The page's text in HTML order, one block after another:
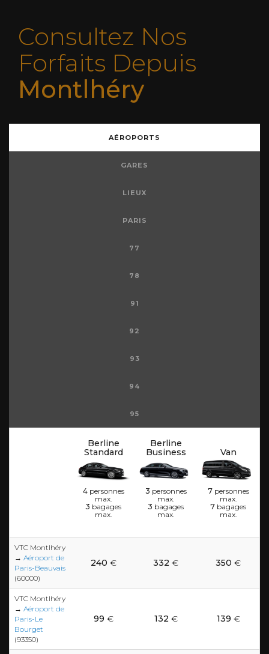
Consultez Nos
Forfaits Depuis
Montlhéry
AÉROPORTS
GARES
LIEUX
PARIS
77
78
91
92
93
94
95
Berline
Standard
4personnes
max.
3 bagages
max.
Berline
Business
3 personnes
max.
3 bagages
max.
Van
7personnes
max.
7 bagages
max.
VTC Montlhéry
→ Aéroport de
Paris-Beauvais
(60000)
240 € 332 € 350 €
VTC Montlhéry
→ Aéroport de
Paris-Le
Bourget
(93350)
99 € 132 € 139 €